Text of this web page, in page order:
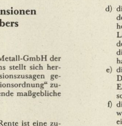
GmbH der
stellt sich her¬
ge¬
zu¬
maßgebliche
ist eine zu¬
d)
e)
f)